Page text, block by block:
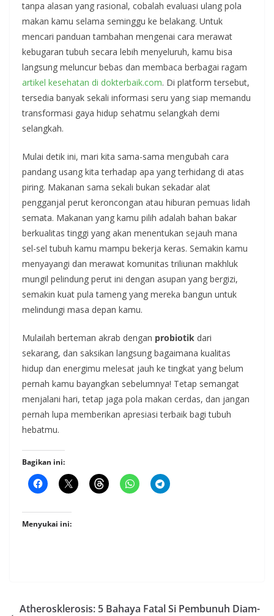
tanpa alasan yang rasional, cobalah evaluasi ulang pola
makan kamu selama seminggu ke belakang. Untuk
mencari panduan tambahan mengenai cara merawat
kebugaran tubuh secara lebih menyeluruh, kamu bisa
langsung meluncur bebas dan membaca berbagai ragam
artikel kesehatan di dokterbaik.com. Di platform tersebut,
tersedia banyak sekali informasi seru yang siap memandu
transformasi gaya hidup sehatmu selangkah demi
selangkah.
Mulai detik ini, mari kita sama-sama mengubah cara
pandang usang kita terhadap apa yang terhidang di atas
piring. Makanan sama sekali bukan sekadar alat
pengganjal perut keroncongan atau hiburan pemuas lidah
semata. Makanan yang kamu pilih adalah bahan bakar
berkualitas tinggi yang akan menentukan sejauh mana
sel-sel tubuh kamu mampu bekerja keras. Semakin kamu
menyayangi dan merawat komunitas triliunan makhluk
mungil pelindung perut ini dengan asupan yang bergizi,
semakin kuat pula tameng yang mereka bangun untuk
melindungi masa depan kamu.
Mulailah berteman akrab dengan probiotik dari
sekarang, dan saksikan langsung bagaimana kualitas
hidup dan energimu melesat jauh ke tingkat yang belum
pernah kamu bayangkan sebelumnya! Tetap semangat
menjalani hari, tetap jaga pola makan cerdas, dan jangan
pernah lupa memberikan apresiasi terbaik bagi tubuh
hebatmu.
Bagikan ini:
Menyukai ini:
Atherosklerosis: 5 Bahaya Fatal Si Pembunuh Diam-